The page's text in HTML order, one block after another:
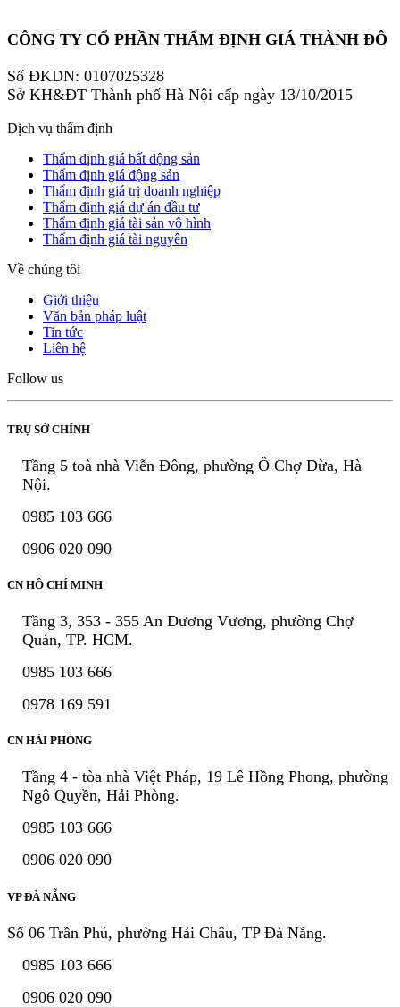
CÔNG TY CỔ PHẦN THẨM ĐỊNH GIÁ THÀNH ĐÔ
Số ĐKDN: 0107025328
Sở KH&ĐT Thành phố Hà Nội cấp ngày 13/10/2015
Dịch vụ thẩm định
Thẩm định giá bất động sản
Thẩm định giá động sản
Thẩm định giá trị doanh nghiệp
Thẩm định giá dự án đầu tư
Thẩm định giá tài sản vô hình
Thẩm định giá tài nguyên
Về chúng tôi
Giới thiệu
Văn bản pháp luật
Tin tức
Liên hệ
Follow us
TRỤ SỞ CHÍNH
Tầng 5 toà nhà Viễn Đông, phường Ô Chợ Dừa, Hà
Nội.
0985 103 666
0906 020 090
CN HỒ CHÍ MINH
Tầng 3, 353 - 355 An Dương Vương, phường Chợ
Quán, TP. HCM.
0985 103 666
0978 169 591
CN HẢI PHÒNG
Tầng 4 - tòa nhà Việt Pháp, 19 Lê Hồng Phong, phường
Ngô Quyền, Hải Phòng.
0985 103 666
0906 020 090
VP ĐÀ NẴNG
Số 06 Trần Phú, phường Hải Châu, TP Đà Nẵng.
0985 103 666
0906 020 090